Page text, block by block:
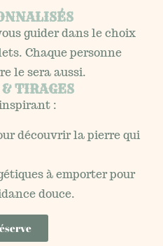
guider dans le choix
Chaque personne
le sera aussi.
TIRAGES
:
découvrir la pierre qui
à emporter pour
douce.